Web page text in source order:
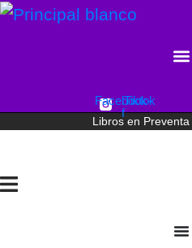
Facebook-
f
Tiktok
Libros en Preventa